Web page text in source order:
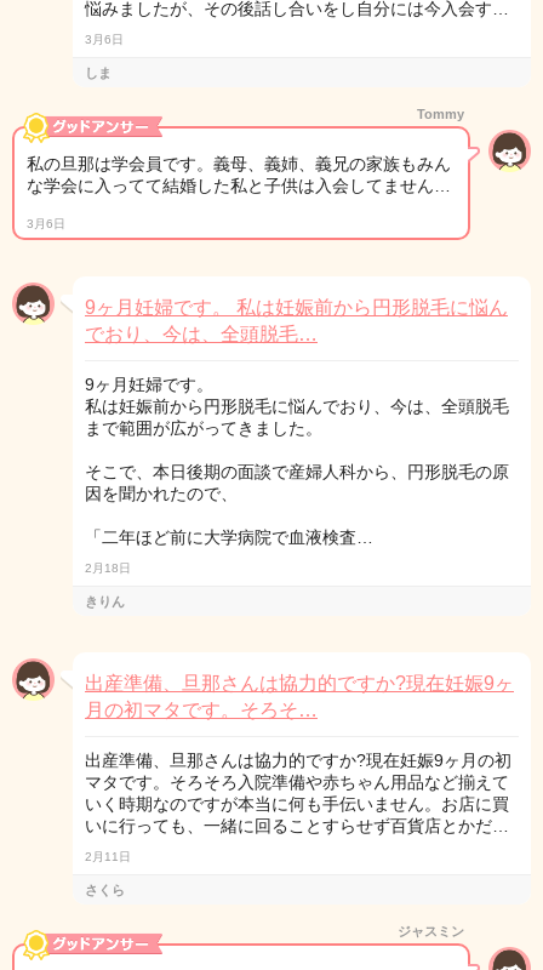
悩みましたが、その後話し合いをし自分には今入会す…
3月6日
しま
Tommy
私の旦那は学会員です。義母、義姉、義兄の家族もみん
な学会に入ってて結婚した私と子供は入会してません…
3月6日
9ヶ月妊婦です。 私は妊娠前から円形脱毛に悩ん
でおり、今は、全頭脱毛…
9ヶ月妊婦です。
私は妊娠前から円形脱毛に悩んでおり、今は、全頭脱毛
まで範囲が広がってきました。
そこで、本日後期の面談で産婦人科から、円形脱毛の原
因を聞かれたので、
「二年ほど前に大学病院で血液検査…
2月18日
きりん
出産準備、旦那さんは協力的ですか?現在妊娠9ヶ
月の初マタです。そろそ…
出産準備、旦那さんは協力的ですか?現在妊娠9ヶ月の初
マタです。そろそろ入院準備や赤ちゃん用品など揃えて
いく時期なのですが本当に何も手伝いません。お店に買
いに行っても、一緒に回ることすらせず百貨店とかだ…
2月11日
さくら
ジャスミン